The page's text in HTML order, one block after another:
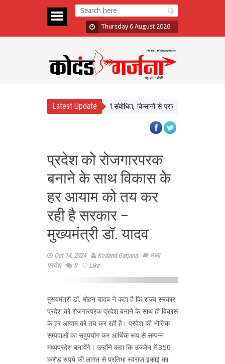
Thursday 6 August 2026
Latest Update
कृषि महोत्सव को किया वर्चुअली संबोधित, किसानों से प्राकृतिक खेती अपनाने का किया
प्रदेश को रोजगारपरक
बनाने के साथ विकास के
हर आयाम को तय कर
रही है सरकार –
मुख्यमंत्री डॉ. यादव
Oct 14, 2024 Kodand Garjana
मध्य
प्रदेश
0 Like
मुख्यमंत्री डॉ. मोहन यादव ने कहा है कि राज्य सरकार
प्रदेश को रोजगारपरक प्रदेश बनाने के साथ ही विकास
के हर आयाम को तय कर रही है। प्रदेश की भौतिक
सम्पदाओं का सदुपयोग कर आर्थिक रूप से सम्पन्न
मध्यप्रदेश बनायेंगे। उन्होंने कहा कि उज्जैन में 350
करोड़ रुपये की लागत से प्रतिभा स्वराज इकाई का